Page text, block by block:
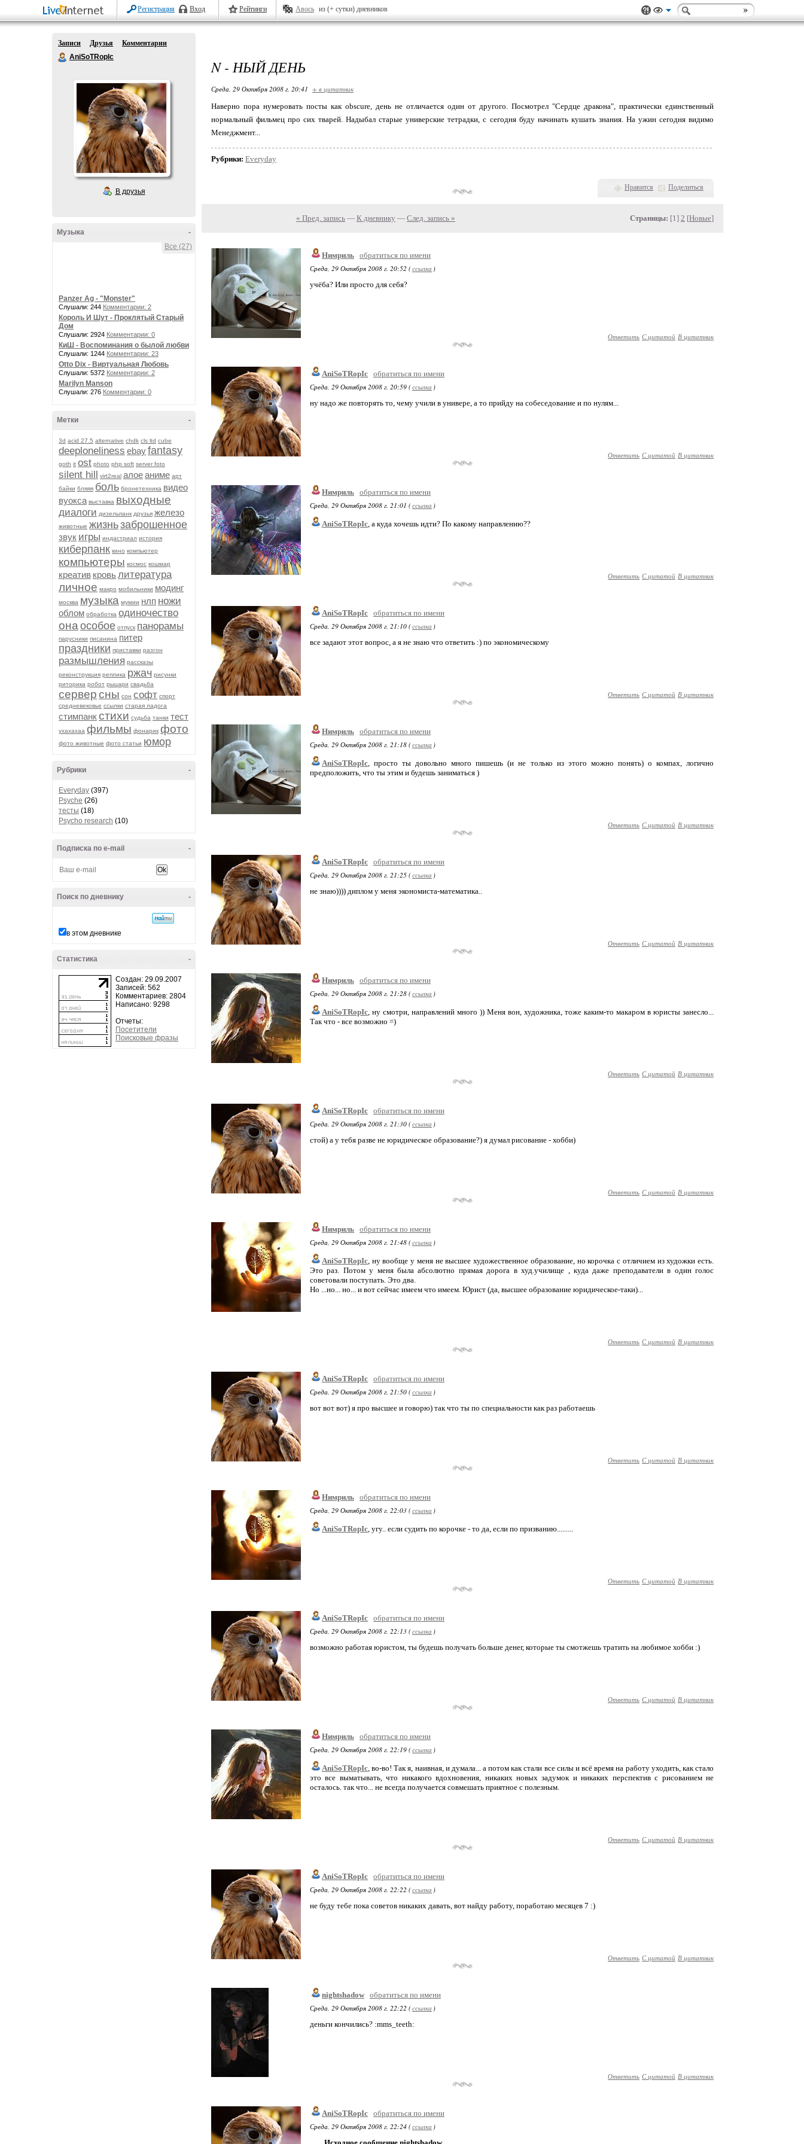
Регистрация Вход Рейтинги Авось из (+ сутки) дневников
Записи Друзья
Комментарии
AniSoTRopIc
В друзья
-
Музыка
Все (27)
Panzer Ag - "Monster"
Слушали: 244 Комментарии: 2
Король И Шут - Проклятый Старый
Дом
Слушали: 2924 Комментарии: 0
КиШ - Воспоминания о былой любви
Слушали: 1244 Комментарии: 23
Otto Dix - Виртуальная Любовь
Слушали: 5372 Комментарии: 2
Marilyn Manson
Слушали: 276 Комментарии: 0
-
Метки
3d acid 27.5 alternative chdk cls ltd cube
deeploneliness ebayfantasy
goth it ost photo php soft server foto
silent hill virt2real алоеаниме арт
байки бляяя боль бронетехника видео
вуокса выставка выходные
диалоги дизельпанк друзья железо
животные жизньзаброшенное
звук игры индастриал история
киберпанк кино компьютер
компьютеры космос кошмар
креатив кровьлитература
личное макро мобильники модинг
москва музыка мумии нлп ножи
облом обработка одиночество
она особое отпуск панорамы
парусники писанина питер
праздники приставки разгон
размышления рассказы
реконструкция реплика ржач рисунки
риторика робот рыцари свадьба
серверсны сон софт спорт
средневековье ссылки старая ладога
стимпанкстихи судьба танки тест
ухахахаа фильмы фонарик фото
фото животные фото статьи юмор
-
Рубрики
Everyday (397)
Psyche (26)
тесты (18)
Psycho research (10)
-
Подписка по e-mail
-
Поиск по дневнику
в этом дневнике
-
Статистика
Создан: 29.09.2007
Записей: 562
Комментариев: 2804
Написано: 9298
Отчеты:
Посетители
Поисковые фразы
N - НЫЙ ДЕНЬ
Среда, 29 Октября 2008 г. 20:41 + в цитатник
Наверно пора нумеровать посты как obscure, день не отличается один от другого. Посмотрел "Сердце дракона", практически единственный
нормальный фильмец про сих тварей. Надыбал старые универские тетрадки, с сегодня буду начинать кушать знания. На ужин сегодня видимо
Менеджмент...
Рубрики: Everyday
Нравится Поделиться
« Пред. запись — К дневнику — След. запись » Страницы: [1] 2 [Новые]
Нимриль обратиться по имени
Среда, 29 Октября 2008 г. 20:52 (ссылка )
учёба? Или просто для себя?
Ответить С цитатой В цитатник
AniSoTRopIc обратиться по имени
Среда, 29 Октября 2008 г. 20:59 (ссылка )
ну надо же повторять то, чему учили в универе, а то прийду на собеседование и по нулям...
Ответить С цитатой В цитатник
Нимриль обратиться по имени
Среда, 29 Октября 2008 г. 21:01 (ссылка )
AniSoTRopIc, а куда хочешь идти? По какому направлению??
Ответить С цитатой В цитатник
AniSoTRopIc обратиться по имени
Среда, 29 Октября 2008 г. 21:10 (ссылка )
все задают этот вопрос, а я не знаю что ответить :) по экономическому
Ответить С цитатой В цитатник
Нимриль обратиться по имени
Среда, 29 Октября 2008 г. 21:18 (ссылка )
AniSoTRopIc, просто ты довольно много пишешь (и не только из этого можно понять) о компах, логично
предположить, что ты этим и будешь заниматься )
Ответить С цитатой В цитатник
AniSoTRopIc обратиться по имени
Среда, 29 Октября 2008 г. 21:25 (ссылка )
не знаю)))) диплом у меня экономиста-математика..
Ответить С цитатой В цитатник
Нимриль обратиться по имени
Среда, 29 Октября 2008 г. 21:28 (ссылка )
AniSoTRopIc, ну смотри, направлений много )) Меня вон, художника, тоже каким-то макаром в юристы занесло...
Так что - все возможно =)
Ответить С цитатой В цитатник
AniSoTRopIc обратиться по имени
Среда, 29 Октября 2008 г. 21:30 (ссылка )
стой) а у тебя разве не юридическое образование?) я думал рисование - хобби)
Ответить С цитатой В цитатник
Нимриль обратиться по имени
Среда, 29 Октября 2008 г. 21:48 (ссылка )
AniSoTRopIc, ну вообще у меня не высшее художественное образование, но корочка с отличием из художки есть.
Это раз. Потом у меня была абсолютно прямая дорога в худ.училище , куда даже преподаватели в один голос
советовали поступать. Это два.
Но ...но... но... и вот сейчас имеем что имеем. Юрист (да, высшее образование юридическое-таки)...
Ответить С цитатой В цитатник
AniSoTRopIc обратиться по имени
Среда, 29 Октября 2008 г. 21:50 (ссылка )
вот вот вот) я про высшее и говорю) так что ты по специальности как раз работаешь
Ответить С цитатой В цитатник
Нимриль обратиться по имени
Среда, 29 Октября 2008 г. 22:03 (ссылка )
AniSoTRopIc, угу.. если судить по корочке - то да, если по призванию.........
Ответить С цитатой В цитатник
AniSoTRopIc обратиться по имени
Среда, 29 Октября 2008 г. 22:13 (ссылка )
возможно работая юристом, ты будешь получать больше денег, которые ты смотжешь тратить на любимое хобби :)
Ответить С цитатой В цитатник
Нимриль обратиться по имени
Среда, 29 Октября 2008 г. 22:19 (ссылка )
AniSoTRopIc, во-во! Так я, наивная, и думала... а потом как стали все силы и всё время на работу уходить, как стало
это все выматывать, что никакого вдохновения, никаких новых задумок и никаких перспектив с рисованием не
осталось. так что... не всегда получается совмешать приятное с полезным.
Ответить С цитатой В цитатник
AniSoTRopIc обратиться по имени
Среда, 29 Октября 2008 г. 22:22 (ссылка )
не буду тебе пока советов никаких давать, вот найду работу, поработаю месяцев 7 :)
Ответить С цитатой В цитатник
nightshadow обратиться по имени
Среда, 29 Октября 2008 г. 22:22 (ссылка )
деньги кончились? :mms_teeth:
Ответить С цитатой В цитатник
AniSoTRopIc обратиться по имени
Среда, 29 Октября 2008 г. 22:24 (ссылка )